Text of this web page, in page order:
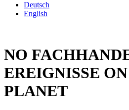
Deutsch
English
NO
EREIGNISSE
PLANET